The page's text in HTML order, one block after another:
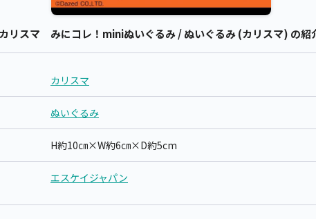
カリスマ みにコレ！miniぬいぐるみ / ぬいぐるみ (カリスマ) の紹
カリスマ
ぬいぐるみ
H約10㎝×W約6㎝×D約5cm
エスケイジャパン